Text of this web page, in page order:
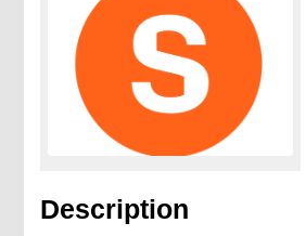
Description